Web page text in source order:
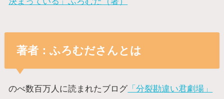
著者：ふろむださんとは
のべ数百万人に読まれたブログ 「分裂勘違い君劇場」